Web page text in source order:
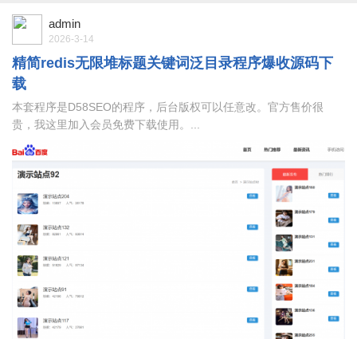
admin
2026-3-14
精简redis无限堆标题关键词泛目录程序爆收源码下
载
本套程序是D58SEO的程序，后台版权可以任意改。官方售价很
贵，我这里加入会员免费下载使用。​ ...